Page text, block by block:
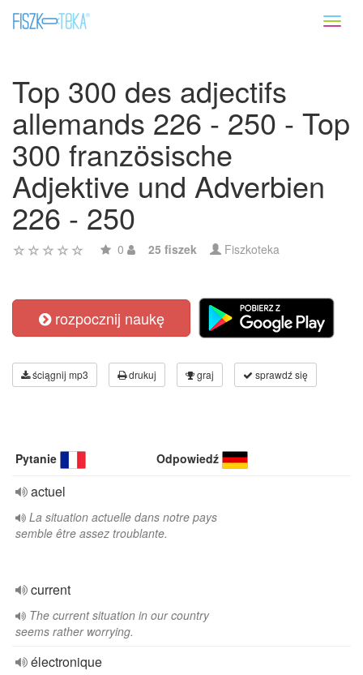
Top 300 des adjectifs
allemands 226 - 250 - Top
300 französische
Adjektive und Adverbien
226 - 250
0 25 fiszek Fiszkoteka
rozpocznij naukę
ściągnij mp3 drukuj graj sprawdź się
Pytanie Odpowiedź
actuel
La situation actuelle dans notre pays
semble être assez troublante.
current
The current situation in our country
seems rather worrying.
électronique